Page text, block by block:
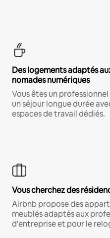
Des logements adaptés
nomades numériques
Vous êtes un
un séjour longue durée
espaces de travail dédiés.
Vous cherchez des
Airbnb propose des
meublés adaptés aux
d'entreprise et pour le